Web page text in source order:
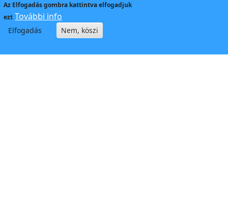
Az Elfogadásgombra kattintva elfogadjuk
ezt További info
Elfogadás Nem, köszi